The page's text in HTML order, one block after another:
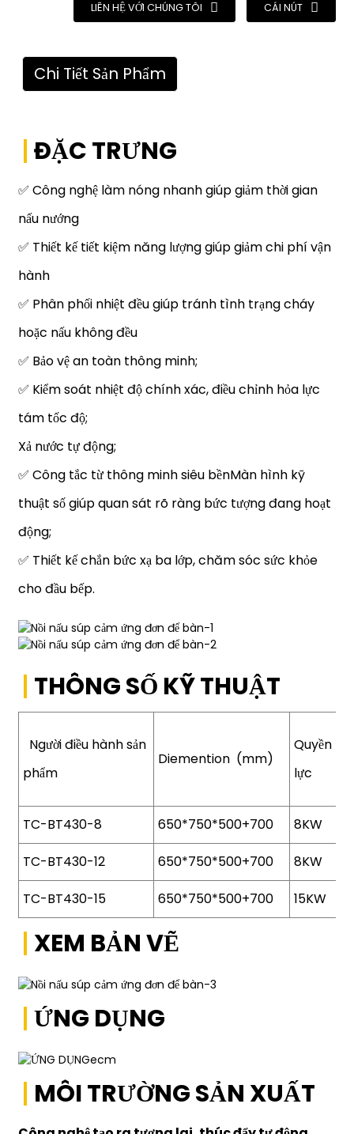
LIÊN HỆ VỚI CHÚNG TÔI CÁI NÚT
Chi Tiết Sản Phẩm
ĐẶC TRƯNG
✅ Công nghệ làm nóng nhanh giúp giảm thời gian
nấu nướng
✅ Thiết kế tiết kiệm năng lượng giúp giảm chi phí vận
hành
✅ Phân phối nhiệt đều giúp tránh tình trạng cháy
hoặc nấu không đều
✅ Bảo vệ an toàn thông minh;
✅ Kiểm soát nhiệt độ chính xác, điều chỉnh hỏa lực
tám tốc độ;
Xả nước tự động;
✅ Công tắc từ thông minh siêu bềnMàn hình kỹ
thuật số giúp quan sát rõ ràng bức tượng đang hoạt
động;
✅ Thiết kế chắn bức xạ ba lớp, chăm sóc sức khỏe
cho đầu bếp.
THÔNG SỐ KỸ THUẬT
Người điều hành sản
phẩm
Diemention (mm)
Quyền
lực
TC-BT430-8 650*750*500+700 8KW
TC-BT430-12 650*750*500+700 8KW
TC-BT430-15 650*750*500+700 15KW
XEM BẢN VẼ
ỨNG DỤNG
MÔI TRƯỜNG SẢN XUẤT